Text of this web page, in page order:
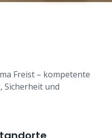
Freist – kompetente
Sicherheit und